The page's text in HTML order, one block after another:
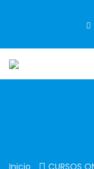
Inicio CURSOS